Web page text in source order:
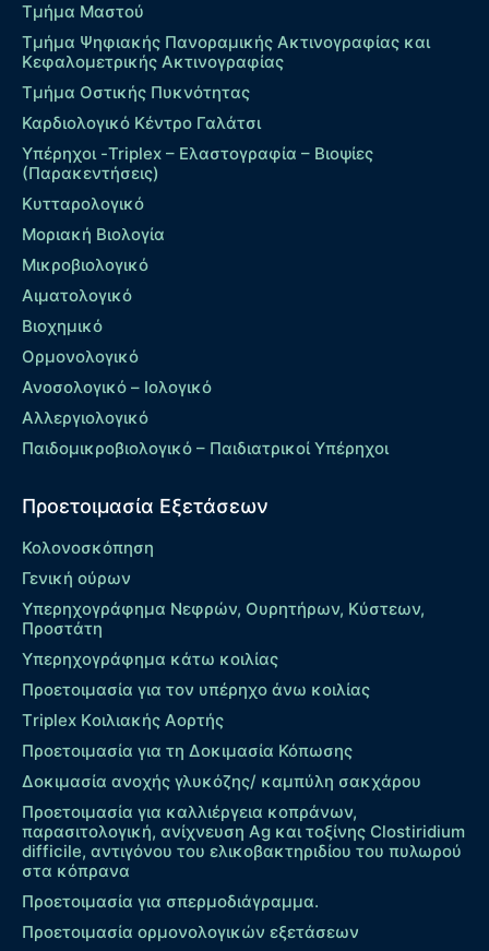
Τμήμα Μαστού
Τμήμα Ψηφιακής Πανοραμικής Ακτινογραφίας και
Κεφαλομετρικής Ακτινογραφίας
Τμήμα Οστικής Πυκνότητας
Καρδιολογικό Κέντρο Γαλάτσι
Υπέρηχοι -Triplex – Eλαστογραφία – Βιοψίες
(Παρακεντήσεις)
Κυτταρολογικό
Μοριακή Βιολογία
Μικροβιολογικό
Αιματολογικό
Βιοχημικό
Ορμονολογικό
Ανοσολογικό – Ιολογικό
Αλλεργιολογικό
Παιδομικροβιολογικό – Παιδιατρικοί Υπέρηχοι
Προετοιμασία Εξετάσεων
Κολονοσκόπηση
Γενική ούρων
Υπερηχογράφημα Νεφρών, Ουρητήρων, Κύστεων,
Προστάτη
Υπερηχογράφημα κάτω κοιλίας
Προετοιμασία για τον υπέρηχο άνω κοιλίας
Τriplex Kοιλιακής Αορτής
Προετοιμασία για τη Δοκιμασία Κόπωσης
Δοκιμασία ανοχής γλυκόζης/ καμπύλη σακχάρου
Προετοιμασία για καλλιέργεια κοπράνων,
παρασιτολογική, ανίχνευση Ag και τοξίνης Clostiridium
difficile, αντιγόνου του ελικοβακτηριδίου του πυλωρού
στα κόπρανα
Προετοιμασία για σπερμοδιάγραμμα.
Προετοιμασία ορμονολογικών εξετάσεων